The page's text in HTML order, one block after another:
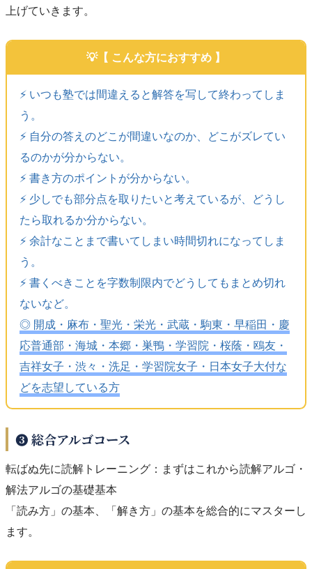
上げていきます。
【 こんな方におすすめ 】
⚡️ いつも塾では間違えると解答を写して終わってしま
う。
⚡️ 自分の答えのどこが間違いなのか、どこがズレてい
るのかが分からない。
⚡️ 書き方のポイントが分からない。
⚡️ 少しでも部分点を取りたいと考えているが、どうし
たら取れるか分からない。
⚡️ 余計なことまで書いてしまい時間切れになってしま
う。
⚡️ 書くべきことを字数制限内でどうしてもまとめ切れ
ないなど。
◎ 開成・麻布・聖光・栄光・武蔵・駒東・早稲田・慶
応普通部・海城・本郷・巣鴨・学習院・桜蔭・鴎友・
吉祥女子・渋々・洗足・学習院女子・日本女子大付な
どを志望している方
❸ 総合アルゴコース
転ばぬ先に読解トレーニング：まずはこれから読解アルゴ・
解法アルゴの基礎基本
「読み方」の基本、「解き方」の基本を総合的にマスターし
ます。